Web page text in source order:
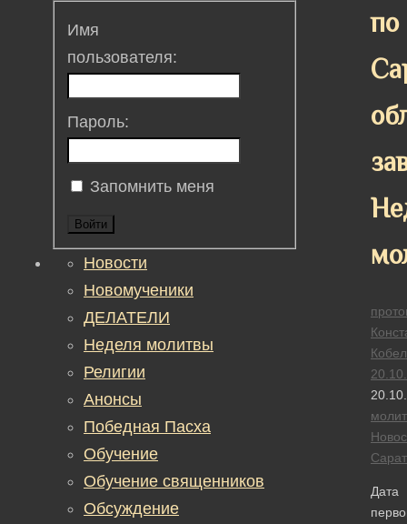
по
Дата
Имя
пользователя:
Пароль:
Запомнить меня
Войти
Новости
Новомученики
ДЕЛАТЕЛИ
Неделя молитвы
Религии
Анонсы
Победная Пасха
Обучение
Обучение священников
Обсуждение